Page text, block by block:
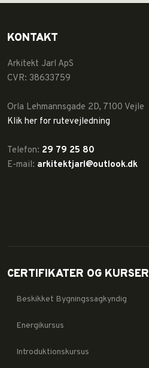
KONTAKT
Arkitekt Jarl ApS​
CVR: 38633759
Orla Lehmannsgade 2D, 7100 Vejle
Klik her for rutevejledning
Telefon: 29 79 25 80
E-mail: arkitektjarl@outlook.dk
CERTIFIKATER OG KURSER
Beskikket Bygningssagkyndig
Energikursus
Introduktionskursus